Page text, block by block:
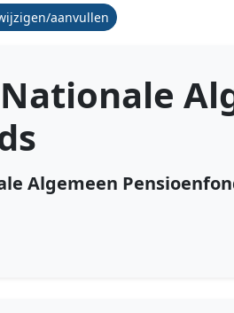
aanvullen
Algemeen